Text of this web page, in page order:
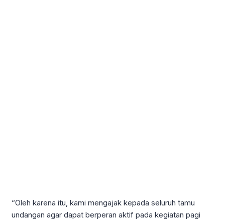
“Oleh karena itu, kami mengajak kepada seluruh tamu
undangan agar dapat berperan aktif pada kegiatan pagi